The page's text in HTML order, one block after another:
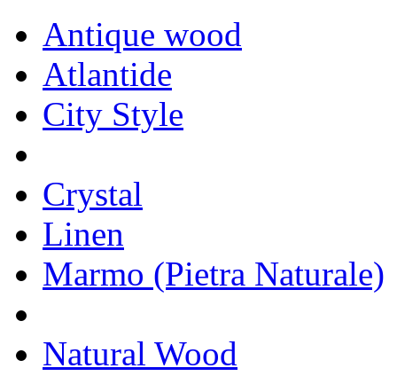
Antique wood
Atlantide
City Style
Crystal
Linen
Marmo (Pietra Naturale)
Natural Wood